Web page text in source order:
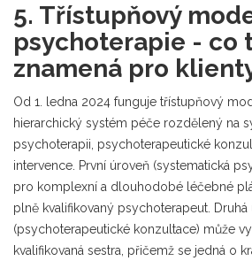
5. Třístupňový
psychoterapie - co
znamená pro
Od 1. ledna 2024 funguje třístupňový
hierarchický systém péče rozdělený na
psychoterapii, psychoterapeutické
intervence . První úroveň (systematická
pro komplexní a dlouhodobé léčebné
plně kvalifikovaný psychoterapeut. Druhá
(psychoterapeutické konzultace) může
kvalifikovaná sestra, přičemž se jedná o